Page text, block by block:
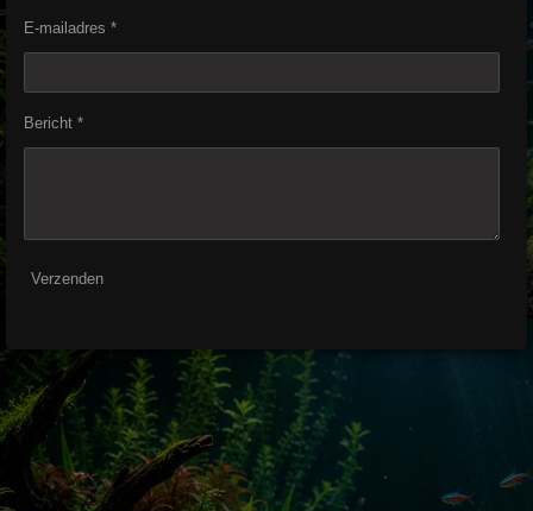
E-mailadres *
Bericht *
Verzenden